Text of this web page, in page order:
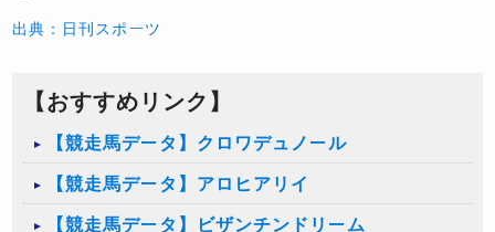
出典：日刊スポーツ
【おすすめリンク】
【競走馬データ】クロワデュノール
【競走馬データ】アロヒアリイ
【競走馬データ】ビザンチンドリーム